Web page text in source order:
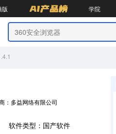
版 学院
：多益网络有限公司
软件类型：国产软件